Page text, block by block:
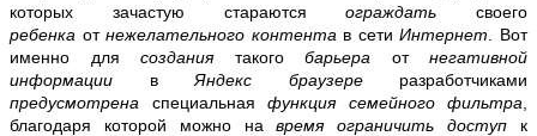
которых зачастую стараютсяограждать своего
ребенка отнежелательного контента в сетиИнтернет . Вот
именно для создания такого барьера от негативной
информации в Яндекс браузереразработчиками
предусмотрена специальная функция семейного фильтра
благодаря которой можно навремя ограничить доступ к